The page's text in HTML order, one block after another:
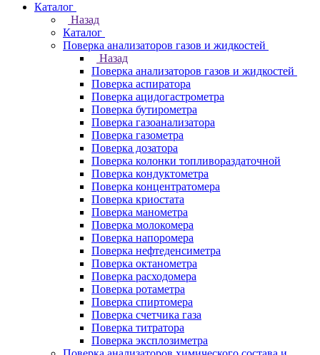
Каталог
Назад
Каталог
Поверка анализаторов газов и жидкостей
Назад
Поверка анализаторов газов и жидкостей
Поверка аспиратора
Поверка ацидогастрометра
Поверка бутирометра
Поверка газоанализатора
Поверка газометра
Поверка дозатора
Поверка колонки топливораздаточной
Поверка кондуктометра
Поверка концентратомера
Поверка криостата
Поверка манометра
Поверка молокомера
Поверка напоромера
Поверка нефтеденсиметра
Поверка октанометра
Поверка расходомера
Поверка ротаметра
Поверка спиртомера
Поверка счетчика газа
Поверка титратора
Поверка эксплозиметра